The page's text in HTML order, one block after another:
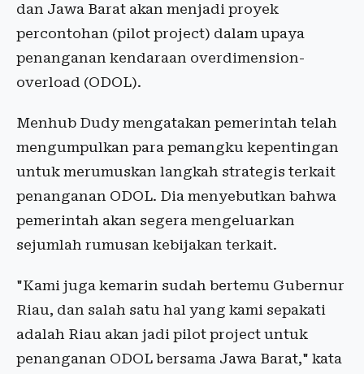
dan Jawa Barat akan menjadi proyek
percontohan (pilot project) dalam upaya
penanganan kendaraan overdimension-
overload (ODOL).
Menhub Dudy mengatakan pemerintah telah
mengumpulkan para pemangku kepentingan
untuk merumuskan langkah strategis terkait
penanganan ODOL. Dia menyebutkan bahwa
pemerintah akan segera mengeluarkan
sejumlah rumusan kebijakan terkait.
"Kami juga kemarin sudah bertemu Gubernur
Riau, dan salah satu hal yang kami sepakati
adalah Riau akan jadi pilot project untuk
penanganan ODOL bersama Jawa Barat," kata